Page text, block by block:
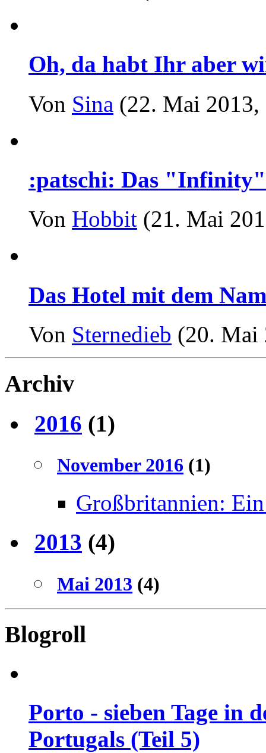
Oh, da habt Ihr aber
Von Sina (22. Mai 2013,
:patschi: Das
Von Hobbit (21. Mai
Das Hotel mit dem
Von Sternedieb (20. Mai
Archiv
2016 (1)
November 2016 (1)
Großbritannien:
2013 (4)
Mai 2013 (4)
Blogroll
Porto - sieben Tage in
Portugals (Teil 5)